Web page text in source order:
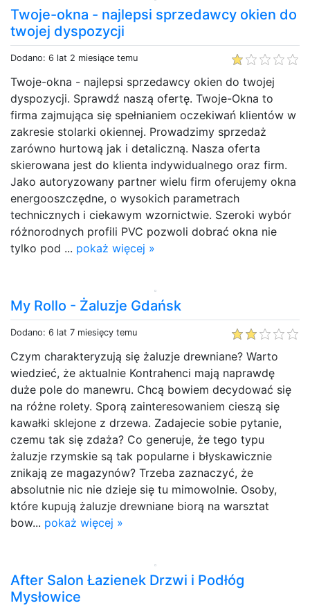
Twoje-okna - najlepsi sprzedawcy okien do
twojej dyspozycji
Dodano: 6 lat 2 miesiące temu
Twoje-okna - najlepsi sprzedawcy okien do twojej
dyspozycji. Sprawdź naszą ofertę. Twoje-Okna to
firma zajmująca się spełnianiem oczekiwań klientów w
zakresie stolarki okiennej. Prowadzimy sprzedaż
zarówno hurtową jak i detaliczną. Nasza oferta
skierowana jest do klienta indywidualnego oraz firm.
Jako autoryzowany partner wielu firm oferujemy okna
energooszczędne, o wysokich parametrach
technicznych i ciekawym wzornictwie. Szeroki wybór
różnorodnych profili PVC pozwoli dobrać okna nie
tylko pod ... pokaż więcej »
My Rollo - Żaluzje Gdańsk
Dodano: 6 lat 7 miesięcy temu
Czym charakteryzują się żaluzje drewniane? Warto
wiedzieć, że aktualnie Kontrahenci mają naprawdę
duże pole do manewru. Chcą bowiem decydować się
na różne rolety. Sporą zainteresowaniem cieszą się
kawałki sklejone z drzewa. Zadajecie sobie pytanie,
czemu tak się zdaża? Co generuje, że tego typu
żaluzje rzymskie są tak popularne i błyskawicznie
znikają ze magazynów? Trzeba zaznaczyć, że
absolutnie nic nie dzieje się tu mimowolnie. Osoby,
które kupują żaluzje drewniane biorą na warsztat
bow... pokaż więcej »
After Salon Łazienek Drzwi i Podłóg
Mysłowice